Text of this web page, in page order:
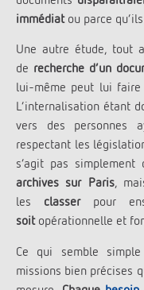
immédiatou parce
Une autre étude, tout
de recherche d’un
lui-même peut lui
L’internalisation étant
vers des personnes
respectant les
s’agit pas simplement
archives sur Paris,
les classerpour
soitopérationnelle et
Ce qui semble
missions bien précises